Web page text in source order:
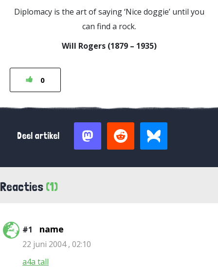
Diplomacy is the art of saying ‘Nice doggie’ until you
can find a rock.
Will Rogers (1879 – 1935)
0
Deel artikel
Reacties (1)
#1 name
22 juni 2004 , 02:10
a4a tall